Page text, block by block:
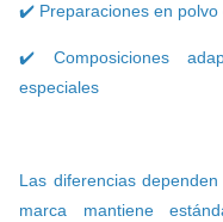
✔️ Preparaciones en polvo
✔️ Composiciones
especiales
Las diferencias
marca mantiene